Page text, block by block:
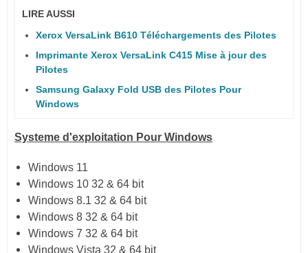
LIRE AUSSI
Xerox VersaLink B610 Téléchargements des Pilotes
Imprimante Xerox VersaLink C415 Mise à jour des
Pilotes
Samsung Galaxy Fold USB des Pilotes Pour
Windows
Systeme d'exploitation Pour Windows
Windows 11
Windows 10 32 & 64 bit
Windows 8.1 32 & 64 bit
Windows 8 32 & 64 bit
Windows 7 32 & 64 bit
Windows Vista 32 & 64 bit